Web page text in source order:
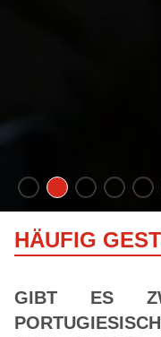
HÄUFIG
GIBT ES